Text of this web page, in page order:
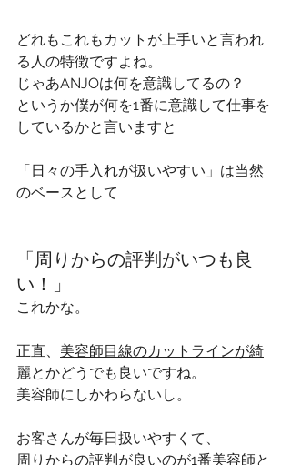
どれもこれもカットが上手いと言われ
る人の特徴ですよね。
じゃあANJOは何を意識してるの？
というか僕が何を1番に意識して仕事を
しているかと言いますと
「日々の手入れが扱いやすい」は当然
のベースとして
「周りからの評判がいつも良
い！」
これかな。
正直、 美容師目線のカットラインが綺
麗とかどうでも良いですね。
美容師にしかわらないし。
お客さんが毎日扱いやすくて、
周りからの評判が良いのが1番美容師と